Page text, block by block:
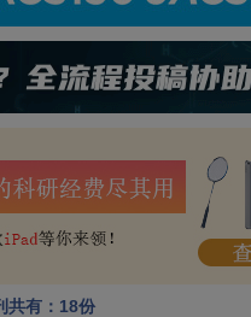
共有：18份